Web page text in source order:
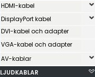
HDMI-kabel
DisplayPort kabel
DVI-kabel och adapter
VGA-kabel och adapter
AV-kablar
LJUDKABLAR